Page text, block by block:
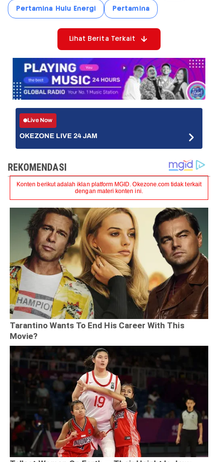
Pertamina Hulu Energi Pertamina
Lihat Berita Terkait
Live Now
OKEZONE LIVE 24 JAM